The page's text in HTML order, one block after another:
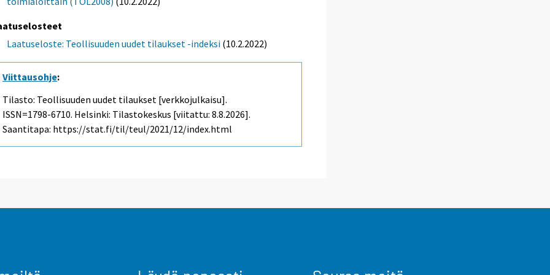
Laatuseloste: Teollisuuden uudet tilaukset -indeksi (10.2.2022)
Viittausohje:
Tilasto: Teollisuuden uudet tilaukset [verkkojulkaisu].
ISSN=1798-6710. Helsinki: Tilastokeskus [viitattu: 8.8.2026].
Saantitapa: https://stat.fi/til/teul/2021/12/index.html